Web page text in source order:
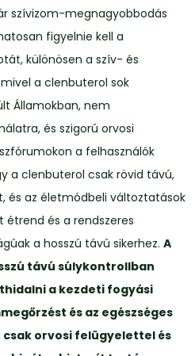
szívizom-megnagyobbodás
figyelnie kell a
különösen a szív- és
a clenbuterol sok
Államokban, nem
és szigorú orvosi
a felhasználók
a clenbuterol csak rövid távú,
és az életmódbeli változtatások
étrend és a rendszeres
a hosszú távú sikerhez. A
távú súlykontrollban
a kezdeti fogyási
és az egészséges
orvosi felügyelettel és